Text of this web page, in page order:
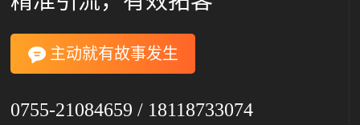
主动就有故事发生
0755-21084659 / 18118733074